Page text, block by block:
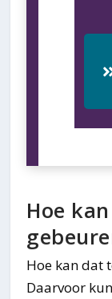
Hoe
Hoe kan dat
Daarvoor